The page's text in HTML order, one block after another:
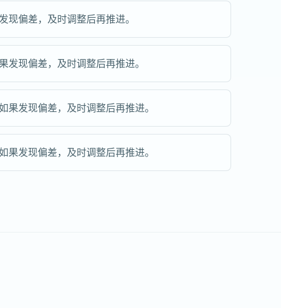
偏差，及时调整后再推进。
现偏差，及时调整后再推进。
发现偏差，及时调整后再推进。
发现偏差，及时调整后再推进。